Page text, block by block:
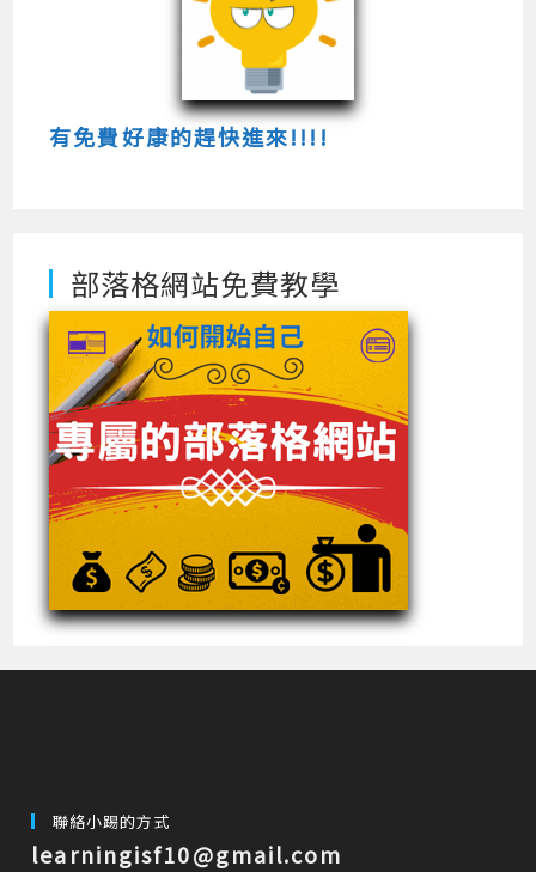
有免費好康的趕快進來!!!!
部落格網站免費教學
聯絡小踢的方式
learningisf10@gmail.com